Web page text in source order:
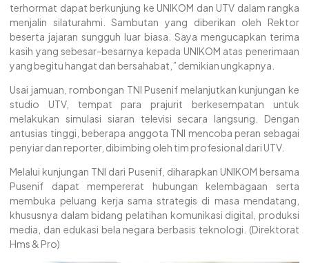
terhormat dapat berkunjung ke UNIKOM dan UTV dalam rangka
menjalin silaturahmi. Sambutan yang diberikan oleh Rektor
beserta jajaran sungguh luar biasa. Saya mengucapkan terima
kasih yang sebesar-besarnya kepada UNIKOM atas penerimaan
yang begitu hangat dan bersahabat,” demikian ungkapnya.
Usai jamuan, rombongan TNI Pusenif melanjutkan kunjungan ke
studio UTV, tempat para prajurit berkesempatan untuk
melakukan simulasi siaran televisi secara langsung. Dengan
antusias tinggi, beberapa anggota TNI mencoba peran sebagai
penyiar dan reporter, dibimbing oleh tim profesional dari UTV.
Melalui kunjungan TNI dari Pusenif, diharapkan UNIKOM bersama
Pusenif dapat mempererat hubungan kelembagaan serta
membuka peluang kerja sama strategis di masa mendatang,
khususnya dalam bidang pelatihan komunikasi digital, produksi
media, dan edukasi bela negara berbasis teknologi. (Direktorat
Hms & Pro)